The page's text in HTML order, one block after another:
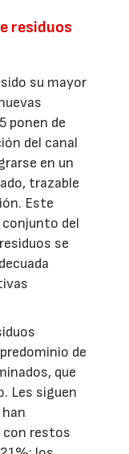
residuos
su mayor
ponen de
del canal
en un
trazable
Este
del
se
de
que
Les siguen
con restos